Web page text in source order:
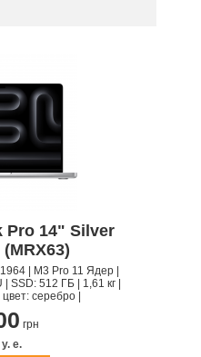
Pro 14" Silver
| M3 Pro 11 Ядер |
SSD: 512 ГБ | 1,61 кг |
серебро |
грн
e.